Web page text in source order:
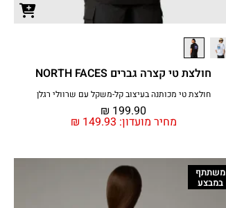
חולצת טי קצרה גברים NORTH FACES
חולצת טי מכותנה בעיצוב קל-משקל עם שרוולי רגלן
מחיר מועדון: ₪ 149.93
₪ 199.90
משתתף
במבצע